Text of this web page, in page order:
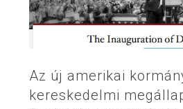
Az új amerikai
kereskedelmi